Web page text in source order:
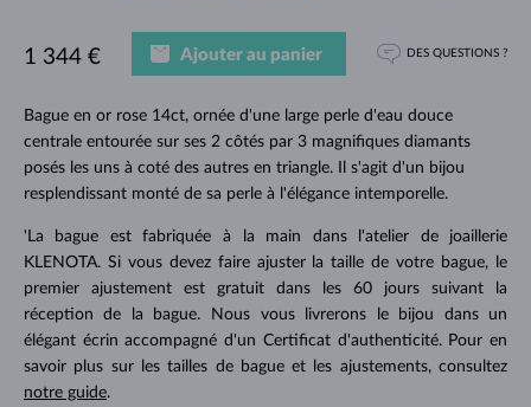
Bague en or rose 14ct, ornée d'une large perle d'eau douce
centrale entourée sur ses 2 côtés par 3 magnifiques diamants
posés les uns à coté des autres en triangle. Il s'agit d'un bijou
resplendissant monté de sa perle à l'élégance intemporelle.
'La bague est fabriquée à la main dans l'atelier de joaillerie
KLENOTA. Si vous devez faire ajuster la taille de votre bague, le
premier ajustement est gratuit dans les 60 jours suivant la
réception de la bague. Nous vous livrerons le bijou dans un
élégant écrin accompagné d'un Certificat d'authenticité. Pour en
savoir plus sur les tailles de bague et les ajustements, consultez
notre guide.
1 344 € Ajouter au panier DES QUESTIONS ?